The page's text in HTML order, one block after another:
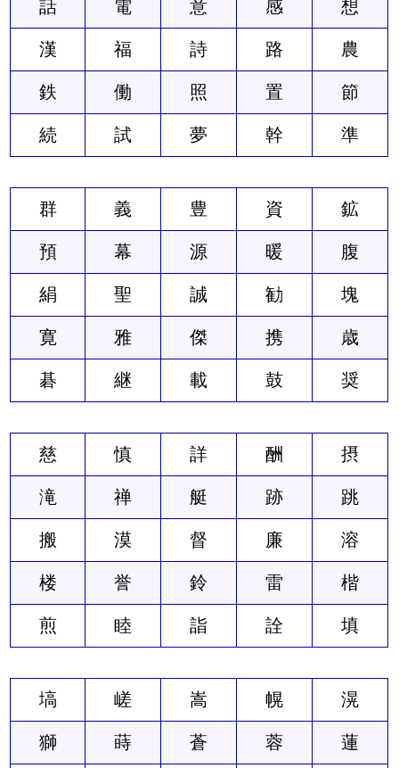
話 電 意 感 想
漢 福 詩 路 農
鉄 働 照 置 節
続 試 夢 幹 準
群 義 豊 資 鉱
預 幕 源 暖 腹
絹 聖 誠 勧 塊
寛 雅 傑 携 歳
碁 継 載 鼓 奨
慈 慎 詳 酬 摂
滝 禅 艇 跡 跳
搬 漠 督 廉 溶
楼 誉 鈴 雷 楷
煎 睦 詣 詮 填
塙 嵯 嵩 幌 滉
獅 蒔 蒼 蓉 蓮